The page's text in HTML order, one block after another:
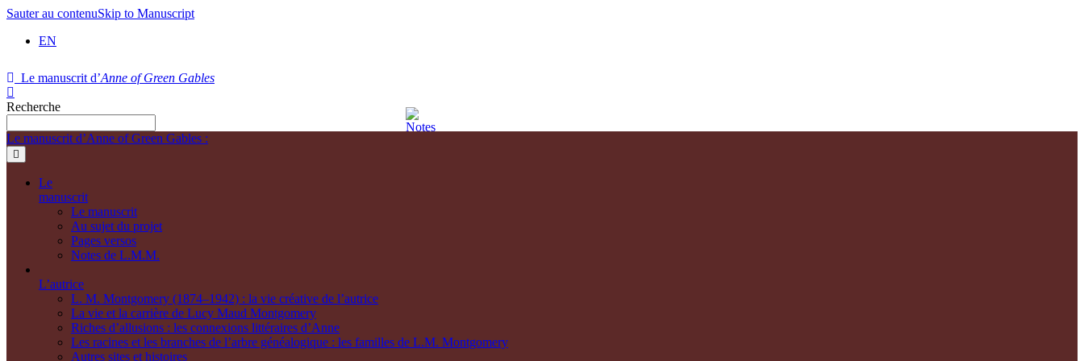
Sauter au contenuSkip to Manuscript
EN
Le manuscrit d’Anne of Green Gables
Recherche
Le manuscrit d’Anne of Green Gables :
Le
manuscrit
Le manuscrit
Au sujet du projet
Pages versos
Notes de L.M.M.
L’autrice
L. M. Montgomery (1874–1942) : la vie créative de l’autrice
La vie et la carrière de Lucy Maud Montgomery
Riches d’allusions : les connexions littéraires d’Anne
Les racines et les branches de l’arbre généalogique : les familles de L.M. Montgomery
Autres sites et histoires